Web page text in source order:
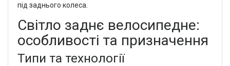
під заднього колеса.
Світло заднє велосипедне:
особливості та призначення
Типи та технології